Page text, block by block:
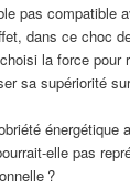
pas compatible
dans ce choc
la force pour
sa supériorité
énergétique
elle pas
?